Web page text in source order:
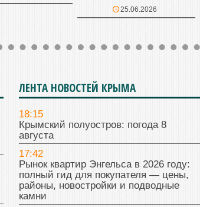
25.06.2026
ЛЕНТА НОВОСТЕЙ КРЫМА
18:15
Крымский полуостров: погода 8
августа
17:42
Рынок квартир Энгельса в 2026 году:
полный гид для покупателя — цены,
районы, новостройки и подводные
камни